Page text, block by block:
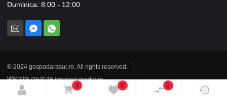
Duminica: 8:00 - 12:00
© 2024 gospodarasul.ro. All rights reserved.
Website creat deimperial-media.ro
0
0 0